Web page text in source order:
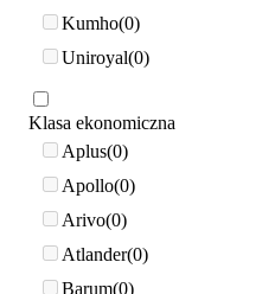
Kumho 0
Uniroyal 0
Klasa ekonomiczna
Aplus 0
Apollo 0
Arivo 0
Atlander 0
Barum 0